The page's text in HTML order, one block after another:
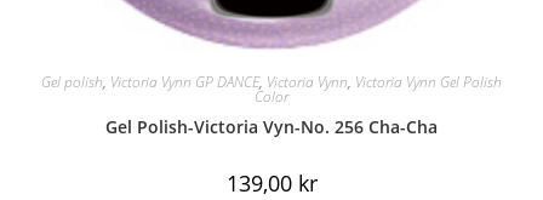
Gel polish, Victoria Vynn GP DANCE, Victoria Vynn, Victoria Vynn Gel Polish
Color
Gel Polish-Victoria Vyn-No. 256 Cha-Cha
139,00 kr